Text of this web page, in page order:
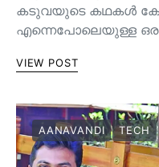
കടുവയുടെ കഥകൾ
എന്നെപോലെയുള്ള
VIEW POST
AANAVANDI TECH